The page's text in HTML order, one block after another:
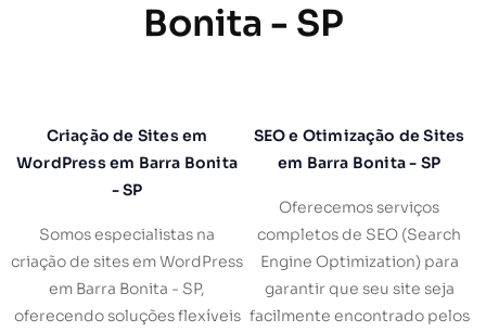
Bonita - SP
Criação de Sites em
WordPress em Barra Bonita
- SP
Somos especialistas na
criação de sites em WordPress
em Barra Bonita - SP,
oferecendo soluções flexíveis
SEO e Otimização de Sites
em Barra Bonita - SP
Oferecemos serviços
completos de SEO (Search
Engine Optimization) para
garantir que seu site seja
facilmente encontrado pelos